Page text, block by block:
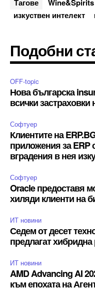
Тагове
изкуствен интелект
Подобни
OFF-topic
Нова българска
всички
Софтуер
Клиентите на
приложения за ERP
вградения в нея
Софтуер
Oracle предоставя
хиляди клиенти на
ИТ новини
Седем от десет
предлагат хибридна
ИТ новини
AMD Advancing AI
към епохата на